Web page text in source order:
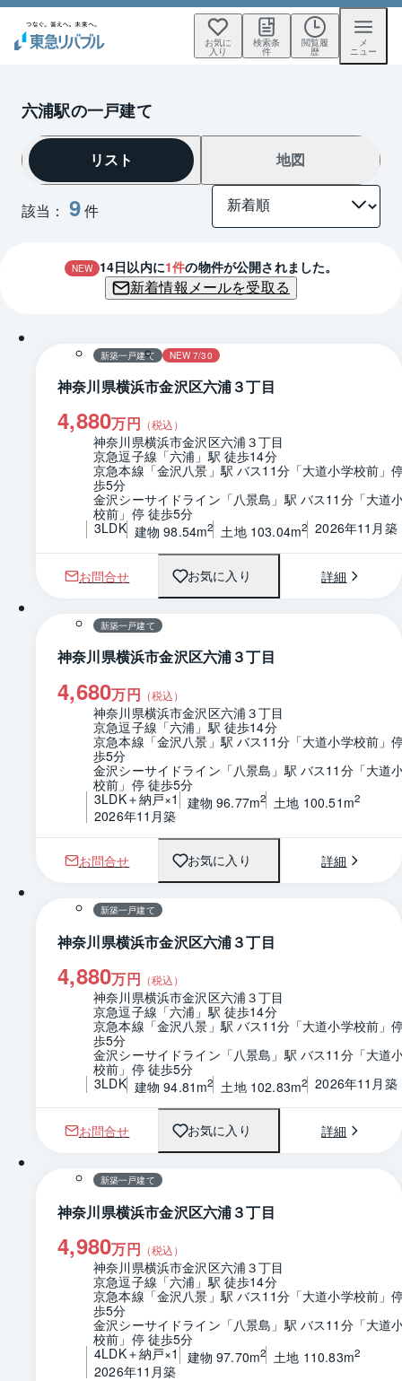
お気に
入り
検索条
件
閲覧履
歴
メ
ニュー
六浦駅の一戸建て
該当： 9件
リスト 地図
NEW 14日以内に1件の物件が公開されました。
新着情報メールを受取る
新築一戸建て NEW 7/30
神奈川県横浜市金沢区六浦３丁目
4,880万円 （税込）
神奈川県横浜市金沢区六浦３丁目
京急逗子線「六浦」駅 徒歩14分
京急本線「金沢八景」駅 バス11分「大道小学校前」
歩5分
金沢シーサイドライン「八景島」駅 バス11分「大道
校前」停 徒歩5分
3LDK 建物 98.54m2 土地 103.04m2 2026年11月築
お問合せ お気に入り 詳細
1 / 0 間取り
新築一戸建て
神奈川県横浜市金沢区六浦３丁目
4,680万円 （税込）
神奈川県横浜市金沢区六浦３丁目
京急逗子線「六浦」駅 徒歩14分
京急本線「金沢八景」駅 バス11分「大道小学校前」
歩5分
金沢シーサイドライン「八景島」駅 バス11分「大道
校前」停 徒歩5分
3LDK＋納戸×1
建物 96.77m2 土地 100.51m2
2026年11月築
お問合せ お気に入り 詳細
1 / 0 間取り
新築一戸建て
神奈川県横浜市金沢区六浦３丁目
4,880万円 （税込）
神奈川県横浜市金沢区六浦３丁目
京急逗子線「六浦」駅 徒歩14分
京急本線「金沢八景」駅 バス11分「大道小学校前」
歩5分
金沢シーサイドライン「八景島」駅 バス11分「大道
校前」停 徒歩5分
3LDK 建物 94.81m2 土地 102.83m2 2026年11月築
お問合せ お気に入り 詳細
1 / 0 間取り
新築一戸建て
神奈川県横浜市金沢区六浦３丁目
4,980万円 （税込）
神奈川県横浜市金沢区六浦３丁目
京急逗子線「六浦」駅 徒歩14分
京急本線「金沢八景」駅 バス11分「大道小学校前」
歩5分
金沢シーサイドライン「八景島」駅 バス11分「大道
校前」停 徒歩5分
4LDK＋納戸×1
建物 97.70m2 土地 110.83m2
2026年11月築